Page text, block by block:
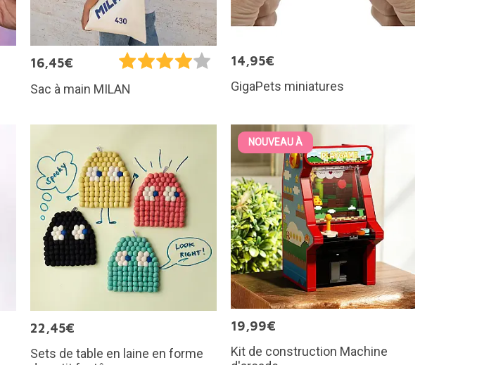
16,45€
Sac à main MILAN
14,95€
GigaPets miniatures
22,45€
Sets de table en laine en forme
NOUVEAU À
19,99€
Kit de construction Machine